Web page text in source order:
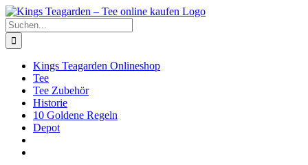
Zum
Inhalt
springen
Facebook
X
Instagram
Pinterest
Suche
nach:
Kings Teagarden Onlineshop
Tee
Tee Zubehör
Historie
10 Goldene Regeln
Depot